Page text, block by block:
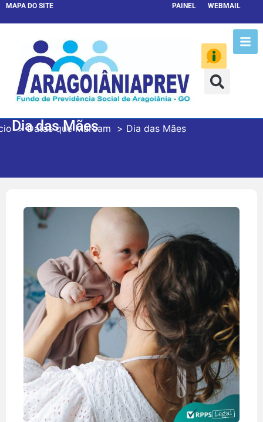
MAPA DO SITE PAINEL WEBMAIL
Dia das Mães
Datas que Marcam Dia das Mães